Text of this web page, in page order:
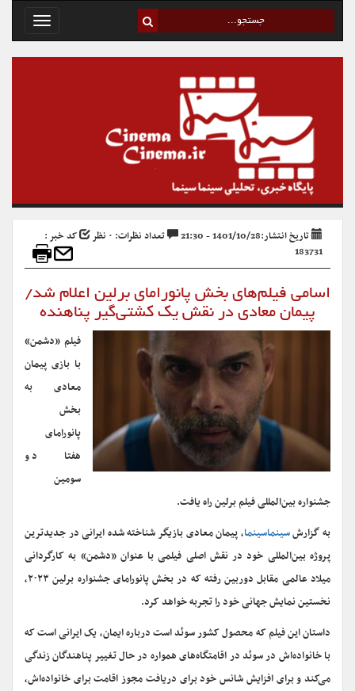
Toggle
تاریخ انتشار:1401/10/28 - 21:30 تعداد نظرات: ۰ نظر
کد خبر :
183731
اسامی فیلم‌های بخش پانورامای برلین اعلام شد/
پیمان معادی در نقش یک کشتی‌گیر پناهنده
فیلم «دشمن»
با بازی پیمان
معادی به
بخش
پانورامای
هفتاد و
سومین
جشنواره بین‌المللی فیلم برلین راه یافت.
به گزارشسینماسینما، پیمان معادی بازیگر شناخته شده ایرانی در جدیدترین
پروژه بین‌المللی خود در نقش اصلی فیلمی با عنوان «دشمن» به کارگردانی
میلاد عالمی مقابل دوربین رفته که در بخش پانورامای جشنواره برلین ۲۰۲۳،
نخستین نمایش جهانی خود را تجربه خواهد کرد.
داستان این فیلم که محصول کشور سوئد است درباره ایمان، یک ایرانی است که
با خانواده‌اش در سوئد در اقامتگاه‌های همواره در حال تغییر پناهندگان زندگی
می‌کند و برای افزایش شانس خود برای دریافت مجوز اقامت برای خانواده‌اش،